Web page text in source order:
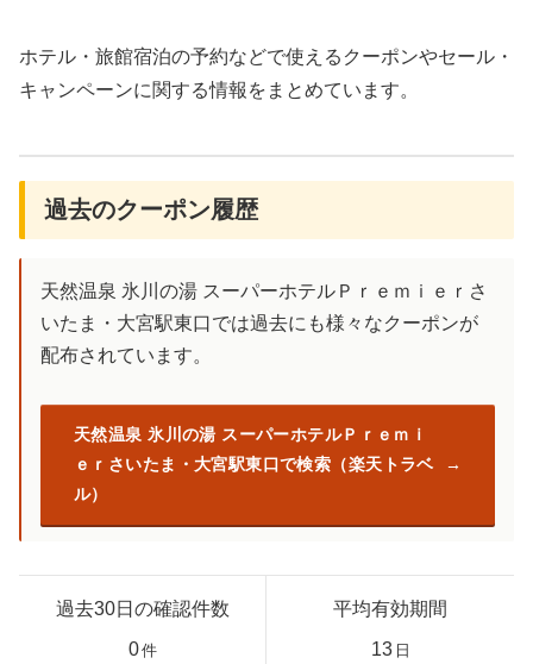
ホテル・旅館宿泊の予約などで使えるクーポンやセール・
キャンペーンに関する情報をまとめています。
過去のクーポン履歴
天然温泉 氷川の湯 スーパーホテルＰｒｅｍｉｅｒさ
いたま・大宮駅東口では過去にも様々なクーポンが
配布されています。
天然温泉 氷川の湯 スーパーホテルＰｒｅｍｉ
ｅｒさいたま・大宮駅東口で検索（楽天トラベ
ル）
過去30日の確認件数
0件
平均有効期間
13 日